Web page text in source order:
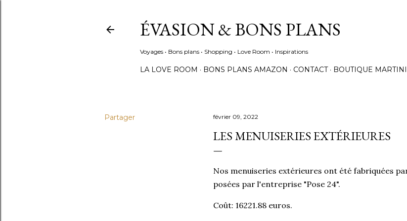
ÉVASION & BONS PLANS
Voyages • Bons plans • Shopping • Love Room • Inspirations
LA LOVE ROOM BONS PLANS AMAZON CONTACT BOUTIQUE
Partager février 09, 2022
LES MENUISERIES EXTÉRIEURES
Nos menuiseries extérieures ont été fabriquées
posées par l'entreprise "Pose 24".
Coût: 16221.88 euros.